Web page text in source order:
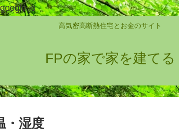
高気密高断熱住宅とお金のサイト
FPの家で家を建てる
・湿度